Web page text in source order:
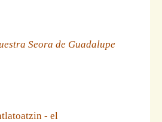
Seora de Guadalupe
- el